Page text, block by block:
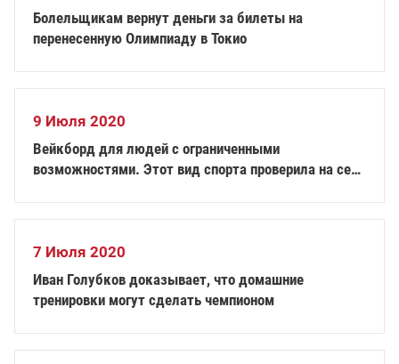
Болельщикам вернут деньги за билеты на
перенесенную Олимпиаду в Токио
9 Июля 2020
Вейкборд для людей с ограниченными
возможностями. Этот вид спорта проверила на себе
7 Июля 2020
Иван Голубков доказывает, что домашние
тренировки могут сделать чемпионом